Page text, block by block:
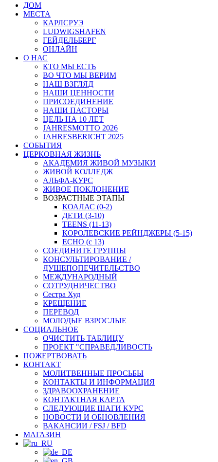
Закрыть
меню
ДОМ
МЕСТА
КАРЛСРУЭ
LUDWIGSHAFEN
ГЕЙДЕЛЬБЕРГ
ОНЛАЙН
О НАС
КТО МЫ ЕСТЬ
ВО ЧТО МЫ ВЕРИМ
НАШ ВЗГЛЯД
НАШИ ЦЕННОСТИ
ПРИСОЕДИНЕНИЕ
НАШИ ПАСТОРЫ
ЦЕЛЬ НА 10 ЛЕТ
JAHRESMOTTO 2026
JAHRESBERICHT 2025
СОБЫТИЯ
ЦЕРКОВНАЯ ЖИЗНЬ
АКАДЕМИЯ ЖИВОЙ МУЗЫКИ
ЖИВОЙ КОЛЛЕДЖ
АЛЬФА-КУРС
ЖИВОЕ ПОКЛОНЕНИЕ
ВОЗРАСТНЫЕ ЭТАПЫ
КОАЛАС (0-2)
ДЕТИ (3-10)
TEENS (11-13)
КОРОЛЕВСКИЕ РЕЙНДЖЕРЫ (5-15)
ECHO (с 13)
СОЕДИНИТЕ ГРУППЫ
КОНСУЛЬТИРОВАНИЕ /
ДУШЕПОПЕЧИТЕЛЬСТВО
МЕЖДУНАРОДНЫЙ
СОТРУДНИЧЕСТВО
Сестра Худ
КРЕЩЕНИЕ
ПЕРЕВОД
МОЛОДЫЕ ВЗРОСЛЫЕ
СОЦИАЛЬНОЕ
ОЧИСТИТЬ ТАБЛИЦУ
ПРОЕКТ "СПРАВЕДЛИВОСТЬ
ПОЖЕРТВОВАТЬ
КОНТАКТ
МОЛИТВЕННЫЕ ПРОСЬБЫ
КОНТАКТЫ И ИНФОРМАЦИЯ
ЗДРАВООХРАНЕНИЕ
КОНТАКТНАЯ КАРТА
СЛЕДУЮЩИЕ ШАГИ КУРС
НОВОСТИ И ОБНОВЛЕНИЯ
ВАКАНСИИ / FSJ / BFD
МАГАЗИН